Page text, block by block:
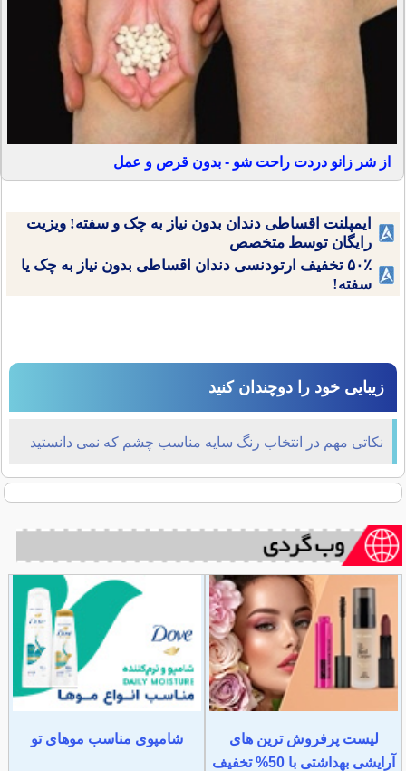
از شر زانو دردت راحت شو - بدون قرص و عمل
ایمپلنت اقساطی دندان بدون نیاز به چک و سفته! ویزیت
رایگان توسط متخصص
۵۰٪ تخفیف ارتودنسی دندان اقساطی بدون نیاز به چک یا
سفته!
زیبایی خود را دوچندان کنید
نکاتی مهم در انتخاب رنگ سایه مناسب چشم که نمی دانستید
لیست پرفروش ترین های
آرایشی بهداشتی با 50% تخفیف
شامپوی مناسب موهای تو